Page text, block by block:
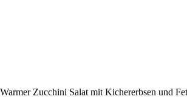
Warmer Zucchini Salat mit Kichererbsen und